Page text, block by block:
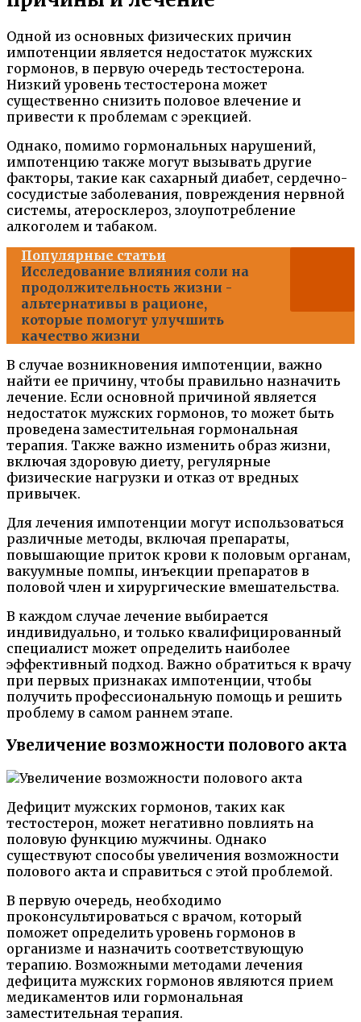
Одной из основных физических причин
импотенции является недостаток мужских
гормонов, в первую очередь тестостерона.
Низкий уровень тестостерона может
существенно снизить половое влечение и
привести к проблемам с эрекцией.
Однако, помимо гормональных нарушений,
импотенцию также могут вызывать другие
факторы, такие как сахарный диабет, сердечно-
сосудистые заболевания, повреждения нервной
системы, атеросклероз, злоупотребление
алкоголем и табаком.
Популярные статьи
Исследование влияния соли на
продолжительность жизни -
альтернативы в рационе,
которые помогут улучшить
качество жизни
В случае возникновения импотенции, важно
найти ее причину, чтобы правильно назначить
лечение. Если основной причиной является
недостаток мужских гормонов, то может быть
проведена заместительная гормональная
терапия. Также важно изменить образ жизни,
включая здоровую диету, регулярные
физические нагрузки и отказ от вредных
привычек.
Для лечения импотенции могут использоваться
различные методы, включая препараты,
повышающие приток крови к половым органам,
вакуумные помпы, инъекции препаратов в
половой член и хирургические вмешательства.
В каждом случае лечение выбирается
индивидуально, и только квалифицированный
специалист может определить наиболее
эффективный подход. Важно обратиться к врачу
при первых признаках импотенции, чтобы
получить профессиональную помощь и решить
проблему в самом раннем этапе.
Увеличение возможности полового акта
Дефицит мужских гормонов, таких как
тестостерон, может негативно повлиять на
половую функцию мужчины. Однако
существуют способы увеличения возможности
полового акта и справиться с этой проблемой.
В первую очередь, необходимо
проконсультироваться с врачом, который
поможет определить уровень гормонов в
организме и назначить соответствующую
терапию. Возможными методами лечения
дефицита мужских гормонов являются прием
медикаментов или гормональная
заместительная терапия.